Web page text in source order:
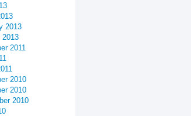
2013
2013
2011
2010
2010
2010